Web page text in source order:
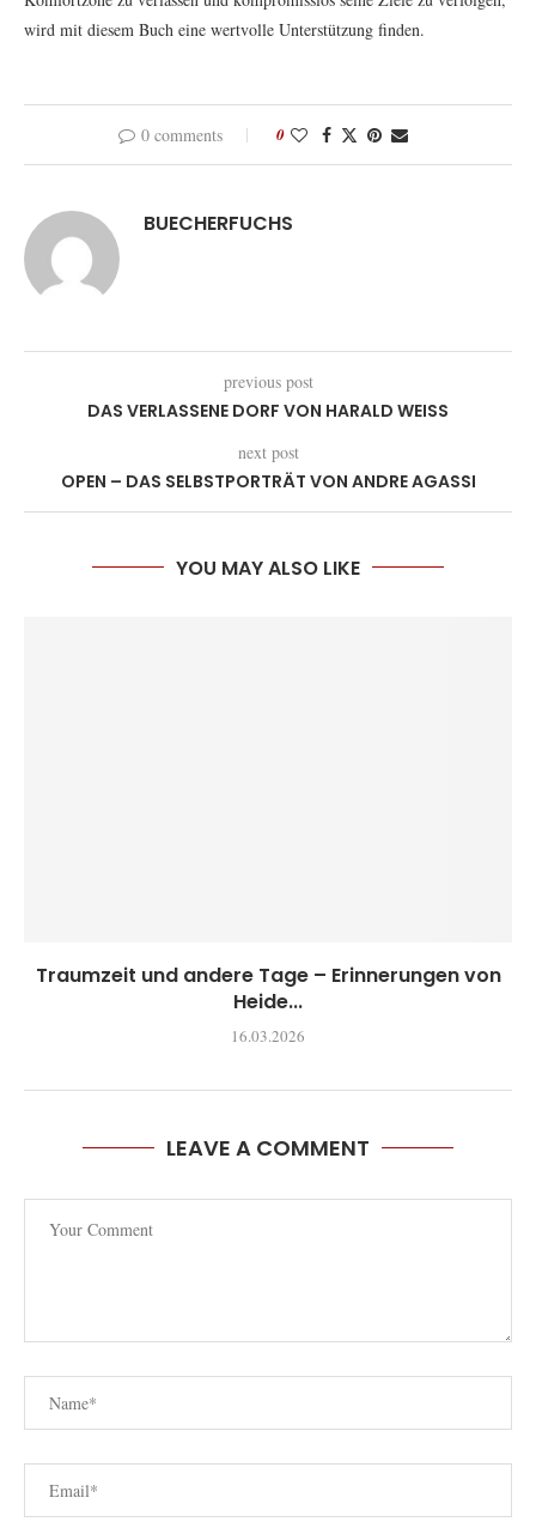
wird mit diesem Buch eine wertvolle Unterstützung finden.
0 comments 0
BUECHERFUCHS
previous post
DAS VERLASSENE DORF VON HARALD WEISS
next post
OPEN – DAS SELBSTPORTRÄT VON ANDRE AGASSI
YOU MAY ALSO LIKE
Traumzeit und andere Tage – Erinnerungen von
Heide...
16.03.2026
LEAVE A COMMENT